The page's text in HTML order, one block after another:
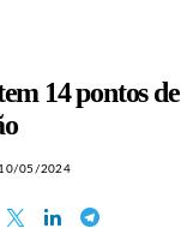
14 pontos de
10/05/2024